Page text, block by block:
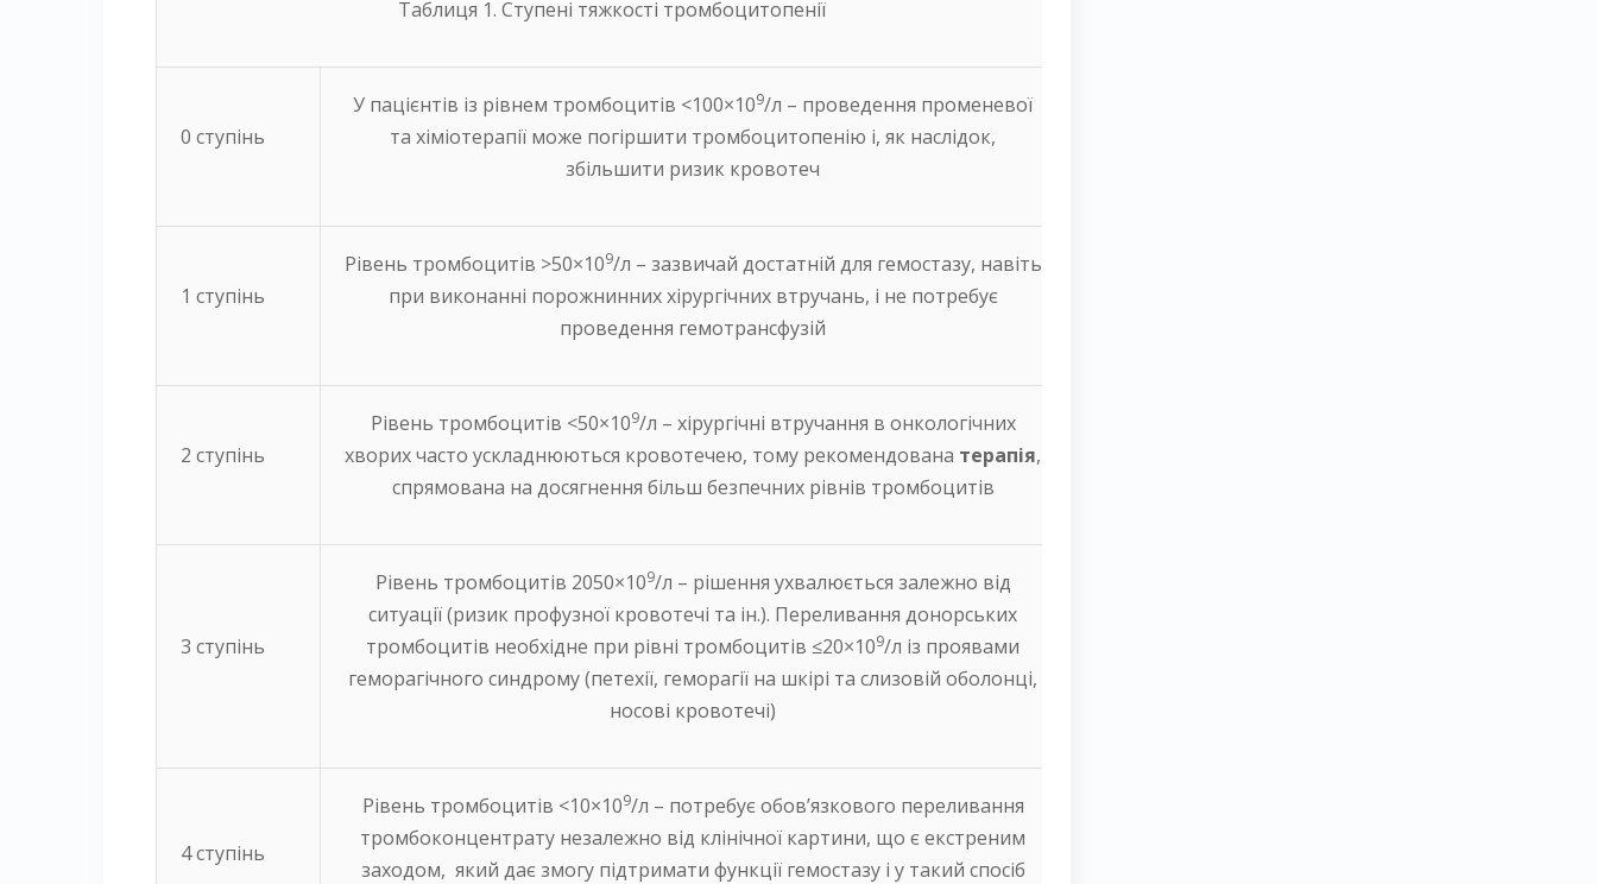
Таблиця 1. Ступені тяжкості тромбоцитопенії
0 ступінь
У пацієнтів із рівнем тромбоцитів <100×109/л – проведення променевої
та хіміотерапії може погіршити тромбоцитопенію і, як наслідок,
збільшити ризик кровотеч
1 ступінь
Рівень тромбоцитів >50×109/л – зазвичай достатній для гемостазу, навіть
при виконанні порожнинних хірургічних втручань, і не потребує
проведення гемотрансфузій
2 ступінь
Рівень тромбоцитів <50×109/л – хірургічні втручання в онкологічних
хворих часто ускладнюються кровотечею, тому рекомендована терапія,
спрямована на досягнення більш безпечних рівнів тромбоцитів
3 ступінь
Рівень тромбоцитів 20­50×109/л – рішення ухвалюється залежно від
ситуації (ризик профузної кровотечі та ін.). Переливання донорських
тромбоцитів необхідне при рівні тромбоцитів ≤20×109/л із проявами
геморагічного синдрому (петехії, геморагії на шкірі та слизовій оболонці,
носові кровотечі)
4 ступінь
Рівень тромбоцитів <10×109/л – потребує обов’язкового переливання
тромбоконцентрату незалежно від клінічної картини, що є екстреним
заходом, який дає змогу підтримати функції гемостазу і у такий спосіб